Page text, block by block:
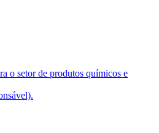
o setor de produtos químicos e